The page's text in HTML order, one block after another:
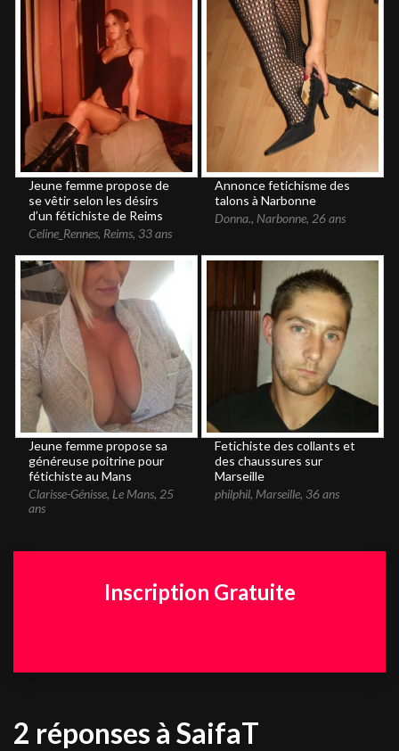
Jeune femme propose de
se vêtir selon les désirs
d’un fétichiste de Reims
Celine_Rennes, Reims, 33 ans
Annonce fetichisme des
talons à Narbonne
Donna., Narbonne, 26 ans
Jeune femme propose sa
généreuse poitrine pour
fétichiste au Mans
Clarisse-Génisse, Le Mans, 25
ans
Fetichiste des collants et
des chaussures sur
Marseille
philphil, Marseille, 36 ans
Inscription Gratuite
2 réponses à SaifaT